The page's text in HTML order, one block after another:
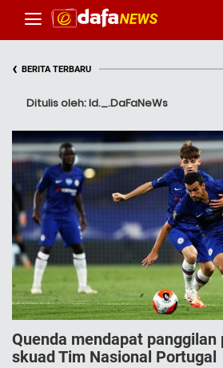
‹ BERITA TERBARU
Ditulis oleh: Id._.DaFaNeWs
Quenda mendapat panggilan
skuad Tim Nasional Portugal